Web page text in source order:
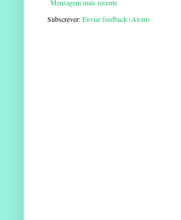
Mensagem mais recente
Subscrever:Enviar feedback (Atom)